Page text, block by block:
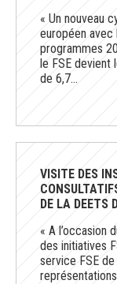
« Un nouveau
européen avec
programmes
le FSE devient
de 6,7...
VISITE DES
DE LA DEETS
« A l’occasion
des initiatives
service FSE de